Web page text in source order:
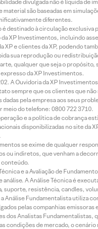
divulgada não é líquida de
são baseadas em
diferentes.
destinado à circulação exclusiva
XP Investimentos, incluindo
XP e clientes da XP, podendo
sua reprodução ou
qualquer que seja o propósito,
da XP Investimentos.
A Ouvidoria da XP
sempre que os clientes que
dadas pela empresa aos seus
meio do telefone: 0800 722 3710.
e a política de cobrança
disponibilizadas no site da
se exime de qualquer
ou indiretos, que venham a
conteúdo.
e a Avaliação de
análise. A Análise Técnica é
suporte, resistência, candles,
Análise Fundamentalista utiliza
pelas companhias emissoras
dos Analistas Fundamentalistas,
condições de mercado, o